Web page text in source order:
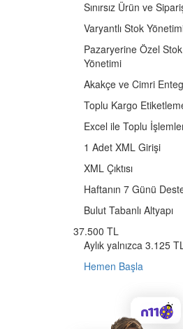
Sınırsız Ürün ve
Varyantlı Stok
Pazaryerine Özel
Yönetimi
Akakçe ve Cimri
Toplu Kargo
Excel ile Toplu
1 Adet XML Girişi
XML Çıktısı
Haftanın 7 Günü
Bulut Tabanlı Altyapı
37.500 TL
Aylık yalnızca 3.125
Hemen Başla